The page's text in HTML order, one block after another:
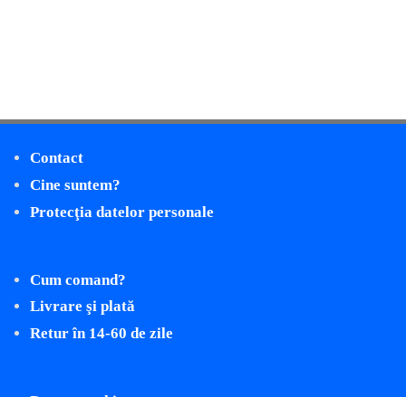
Contact
Cine suntem?
Protecţia datelor personale
Cum comand?
Livrare şi plată
Retur în 14-60 de zile